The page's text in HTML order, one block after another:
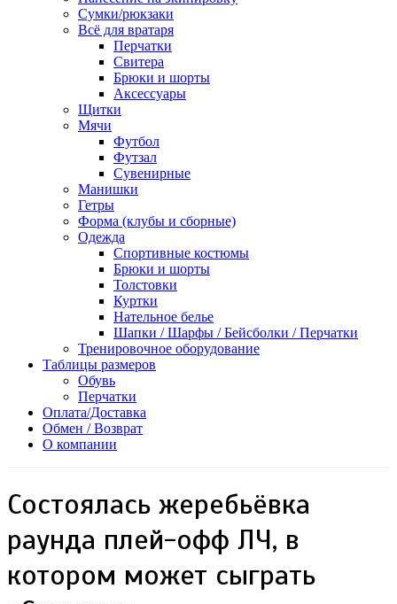
Сумки/рюкзаки
Всё для вратаря
Перчатки
Cвитера
Брюки и шорты
Аксессуары
Щитки
Мячи
Футбол
Футзал
Сувенирные
Манишки
Гетры
Форма (клубы и сборные)
Одежда
Спортивные костюмы
Брюки и шорты
Толстовки
Куртки
Нательное белье
Шапки / Шарфы / Бейсболки / Перчатки
Тренировочное оборудование
Таблицы размеров
Обувь
Перчатки
Оплата/Доставка
Обмен / Возврат
О компании
Состоялась жеребьёвка
раунда плей-офф ЛЧ, в
котором может сыграть